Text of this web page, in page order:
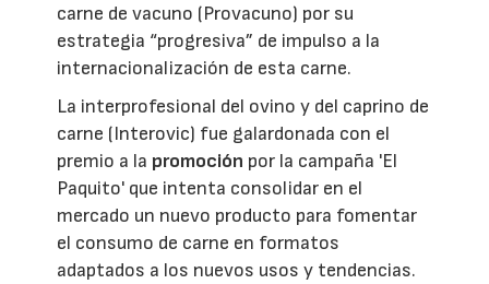
carne de vacuno (Provacuno) por su
estrategia “progresiva” de impulso a la
internacionalización de esta carne.
La interprofesional del ovino y del caprino de
carne (Interovic) fue galardonada con el
premio a la promoción por la campaña 'El
Paquito' que intenta consolidar en el
mercado un nuevo producto para fomentar
el consumo de carne en formatos
adaptados a los nuevos usos y tendencias.